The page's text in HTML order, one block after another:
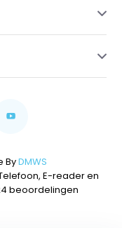
ByDMWS
E-reader en
beoordelingen